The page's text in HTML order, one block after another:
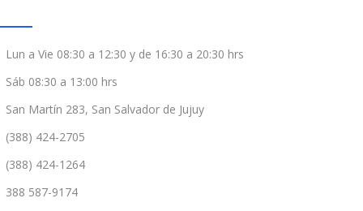
Lun a Vie 08:30 a 12:30 y de 16:30 a 20:30 hrs
Sáb 08:30 a 13:00 hrs
San Martín 283, San Salvador de Jujuy
(388) 424-2705
(388) 424-1264
388 587-9174